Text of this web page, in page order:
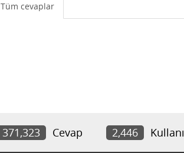
Tüm cevaplar
371,323 Cevap 2,446